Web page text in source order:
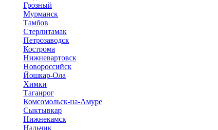
Грозный
Мурманск
Тамбов
Стерлитамак
Петрозаводск
Кострома
Нижневартовск
Новороссийск
Йошкар-Ола
Химки
Таганрог
Комсомольск-на-Амуре
Сыктывкар
Нижнекамск
Нальчик